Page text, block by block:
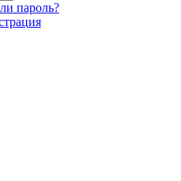
пароль?